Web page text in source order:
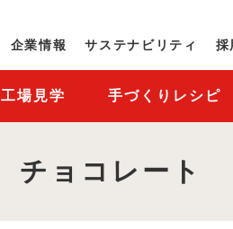
企業情報
サステナビリティ 採
工場見学 手づくりレシピ
チョコレート